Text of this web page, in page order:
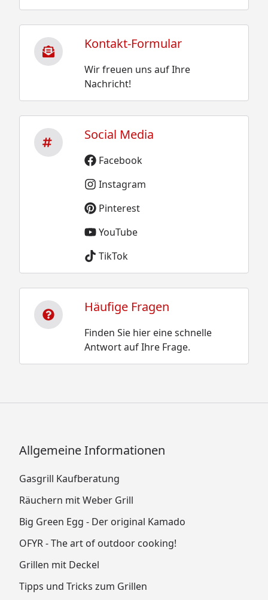
Kontakt-Formular
Wir freuen uns auf Ihre
Nachricht!
Social Media
Facebook
Instagram
Pinterest
YouTube
TikTok
Häufige Fragen
Finden Sie hier eine schnelle
Antwort auf Ihre Frage.
Allgemeine Informationen
Gasgrill Kaufberatung
Räuchern mit Weber Grill
Big Green Egg - Der original Kamado
OFYR - The art of outdoor cooking!
Grillen mit Deckel
Tipps und Tricks zum Grillen